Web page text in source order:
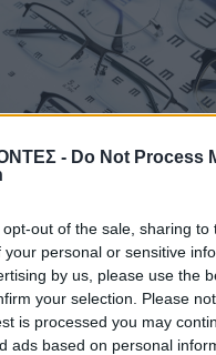
- Do Not Process
opt-out of the sale, sharing to
your personal or sensitive
by us, please use the
your selection. Please
is processed you may
ads based on personal